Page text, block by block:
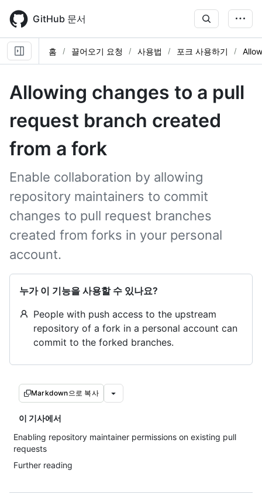
main
content
GitHub 문서
홈 끌어오기 요청 사용법 포크 사용하기
Allowing changes to a pull
request branch created
from a fork
Enable collaboration by allowing
repository maintainers to commit
changes to pull request branches
created from forks in your personal
account.
누가 이 기능을 사용할 수 있나요?
People with push access to the upstream
repository of a fork in a personal account can
commit to the forked branches.
Markdown으로 복사
이 기사에서
Enabling repository maintainer permissions on existing pull
requests
Further reading